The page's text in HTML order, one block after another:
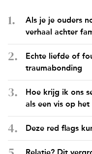
Als je je ouders
verhaal achter
Echte liefde of
traumabonding
Hoe krijg ik ons
als een vis op
Deze red flags